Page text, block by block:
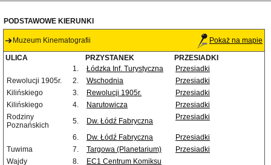
PODSTAWOWE KIERUNKI
Muzeum Kinematografii Pokaż na mapie
ULICA PRZYSTANEK
PRZESIADKI
1.
Łódzka Inf. Turystyczna
Przesiadki
Rewolucji 1905r.
2. Wschodnia
Przesiadki
Kilińskiego
3. Rewolucji 1905r.
Przesiadki
Kilińskiego
4. Narutowicza
Przesiadki
Rodziny
Poznańskich
5. Dw. Łódź Fabryczna Przesiadki
6. Dw. Łódź Fabryczna
Przesiadki
Tuwima
7. Targowa (Planetarium)
Przesiadki
Wajdy
8.
EC1 Centrum Komiksu